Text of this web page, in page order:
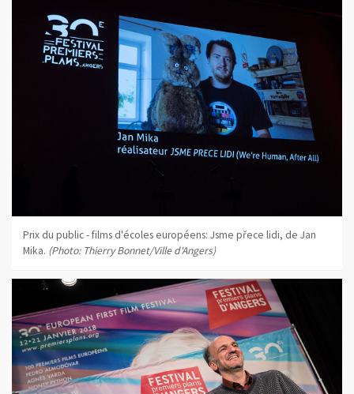
Prix du public - films d'écoles européens: Jsme přece lidi, de Jan
Mika. (Photo: Thierry Bonnet/Ville d'Angers)